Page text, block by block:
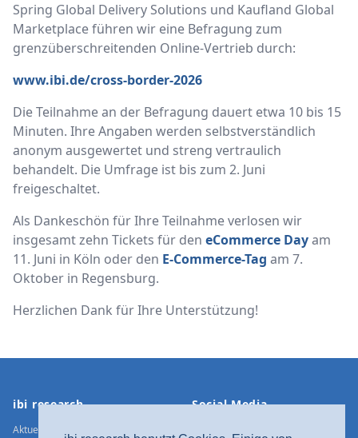
Spring Global Delivery Solutions und Kaufland Global
Marketplace führen wir eine Befragung zum
grenzüberschreitenden Online-Vertrieb durch:
www.ibi.de/cross-border-2026
Die Teilnahme an der Befragung dauert etwa 10 bis 15
Minuten. Ihre Angaben werden selbstverständlich
anonym ausgewertet und streng vertraulich
behandelt. Die Umfrage ist bis zum 2. Juni
freigeschaltet.
Als Dankeschön für Ihre Teilnahme verlosen wir
insgesamt zehn Tickets für den eCommerce Dayam
11. Juni in Köln oder den E-Commerce-Tag am 7.
Oktober in Regensburg.
Herzlichen Dank für Ihre Unterstützung!
ibi research
Aktuelle Meldungen
Social Media